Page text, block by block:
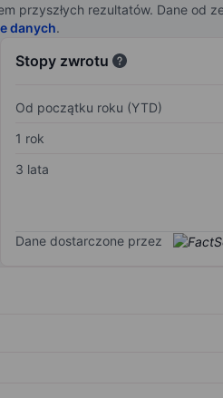
przyszłych rezultatów. Dane od
danych.
Stopy zwrotu
Od początku roku (YTD)
1 rok
3 lata
Dane dostarczone przez